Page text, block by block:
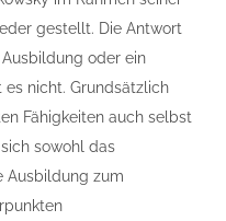
gestellt. Die Antwort
oder ein
nicht. Grundsätzlich
Fähigkeiten auch selbst
sowohl das
Ausbildung zum